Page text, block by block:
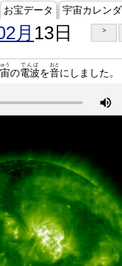
お宝データ 宇宙カレン
月 13日 >
う
の電波
でんぱ
を音
おと
にしました。